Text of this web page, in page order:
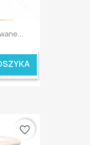
favorite_border